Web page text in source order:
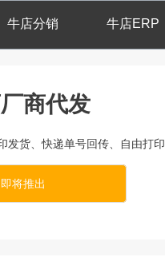
牛店分销 牛店ERP
商代发
发货、快递单号回传、自由打
即将推出